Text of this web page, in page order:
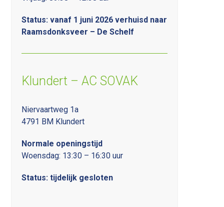
Status: vanaf 1 juni 2026 verhuisd naar
Raamsdonksveer – De Schelf
Klundert – AC SOVAK
Niervaartweg 1a
4791 BM Klundert
Normale openingstijd
Woensdag: 13:30 – 16:30 uur
Status: tijdelijk gesloten